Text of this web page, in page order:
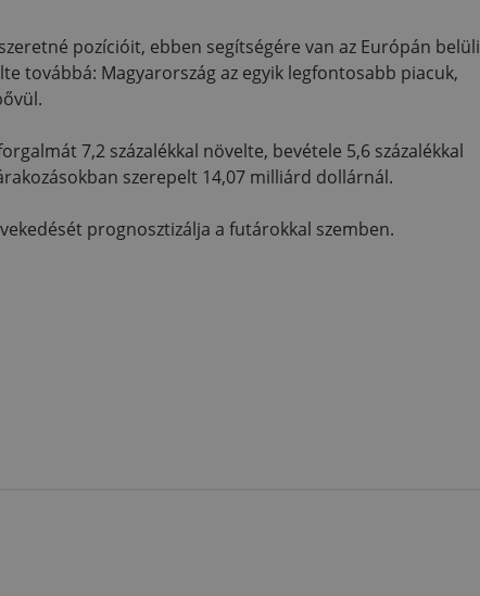
pozícióit, ebben segítségére van az Európán belüli
továbbá: Magyarország az egyik legfontosabb piacuk,
7,2 százalékkal növelte, bevétele 5,6 százalékkal
szerepelt 14,07 milliárd dollárnál.
prognosztizálja a futárokkal szemben.